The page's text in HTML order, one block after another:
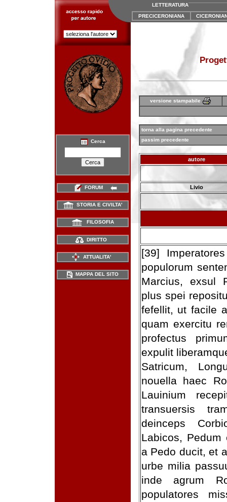
LETTERATURA
PRECICERONIANA
Cerca
FORUM
STORIA E CIVILTA'
FILOSOFIA
DIRITTO
ATTUALITA'
MAPPA DEL SITO
versione stampabile
torna alla pagina precedente
passim precedente
autore
Livio
[39]
populorum
Marcius, exsul
plus spei
fefellit, ut facile
quam exercitu
profectus
expulit
Satricum,
nouella haec
Lauinium
transuersis
deinceps
Labicos,
a Pedo ducit, et
urbe milia
inde agrum
populatores